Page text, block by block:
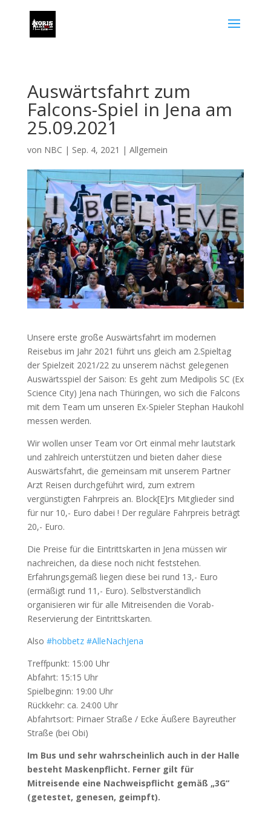
Auswärtsfahrt zum
Falcons-Spiel in Jena am
25.09.2021
von NBC | Sep. 4, 2021 | Allgemein
Unsere erste große Auswärtsfahrt im modernen
Reisebus im Jahr 2021 führt uns gleich am 2.Spieltag
der Spielzeit 2021/22 zu unserem nächst gelegenen
Auswärtsspiel der Saison: Es geht zum Medipolis SC (Ex
Science City) Jena nach Thüringen, wo sich die Falcons
mit dem Team um unseren Ex-Spieler Stephan Haukohl
messen werden.
Wir wollen unser Team vor Ort einmal mehr lautstark
und zahlreich unterstützen und bieten daher diese
Auswärtsfahrt, die gemeinsam mit unserem Partner
Arzt Reisen durchgeführt wird, zum extrem
vergünstigten Fahrpreis an. Block[E]rs Mitglieder sind
für nur 10,- Euro dabei ! Der reguläre Fahrpreis beträgt
20,- Euro.
Die Preise für die Eintrittskarten in Jena müssen wir
nachreichen, da diese noch nicht feststehen.
Erfahrungsgemäß liegen diese bei rund 13,- Euro
(ermäßigt rund 11,- Euro). Selbstverständlich
organisieren wir für alle Mitreisenden die Vorab-
Reservierung der Eintrittskarten.
Also #hobbetz #AlleNachJena
Treffpunkt: 15:00 Uhr
Abfahrt: 15:15 Uhr
Spielbeginn: 19:00 Uhr
Rückkehr: ca. 24:00 Uhr
Abfahrtsort: Pirnaer Straße / Ecke Äußere Bayreuther
Straße (bei Obi)
Im Bus und sehr wahrscheinlich auch in der Halle
besteht Maskenpflicht. Ferner gilt für
Mitreisende eine Nachweispflicht gemäß „3G“
(getestet, genesen, geimpft).